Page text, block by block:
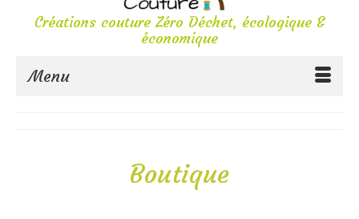
Créations couture Zéro Déchet, écologique &
économique
Menu
Boutique